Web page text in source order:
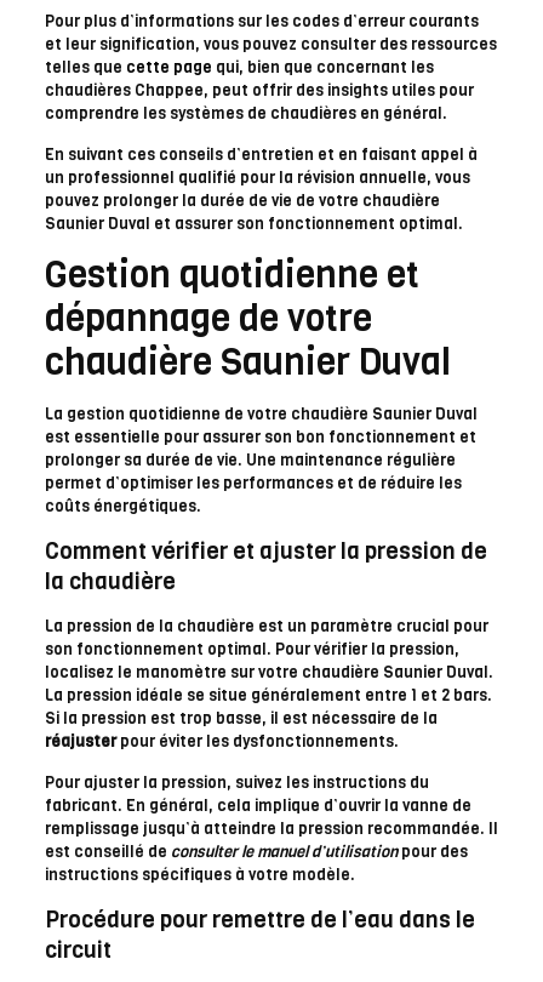
Pour plus d’informations sur les codes d’erreur courants
et leur signification, vous pouvez consulter des ressources
telles que cette page qui, bien que concernant les
chaudières Chappee, peut offrir des insights utiles pour
comprendre les systèmes de chaudières en général.
En suivant ces conseils d’entretien et en faisant appel à
un professionnel qualifié pour la révision annuelle, vous
pouvez prolonger la durée de vie de votre chaudière
Saunier Duval et assurer son fonctionnement optimal.
Gestion quotidienne et
dépannage de votre
chaudière Saunier Duval
La gestion quotidienne de votre chaudière Saunier Duval
est essentielle pour assurer son bon fonctionnement et
prolonger sa durée de vie. Une maintenance régulière
permet d’optimiser les performances et de réduire les
coûts énergétiques.
Comment vérifier et ajuster la pression de
la chaudière
La pression de la chaudière est un paramètre crucial pour
son fonctionnement optimal. Pour vérifier la pression,
localisez le manomètre sur votre chaudière Saunier Duval.
La pression idéale se situe généralement entre 1 et 2 bars.
Si la pression est trop basse, il est nécessaire de la
réajusterpour éviter les dysfonctionnements.
Pour ajuster la pression, suivez les instructions du
fabricant. En général, cela implique d’ouvrir la vanne de
remplissage jusqu’à atteindre la pression recommandée. Il
est conseillé de consulter le manuel d’utilisationpour des
instructions spécifiques à votre modèle.
Procédure pour remettre de l’eau dans le
circuit